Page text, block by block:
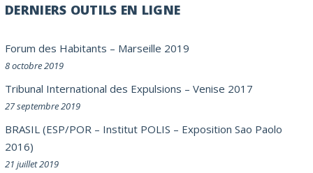
DERNIERS OUTILS EN LIGNE
Forum des Habitants – Marseille 2019
8 octobre 2019
Tribunal International des Expulsions – Venise 2017
27 septembre 2019
BRASIL (ESP/POR – Institut POLIS – Exposition Sao Paolo
2016)
21 juillet 2019